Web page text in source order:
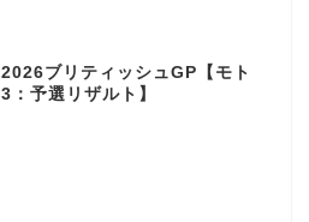
2026ブリティッシュGP【モト
3：予選リザルト】